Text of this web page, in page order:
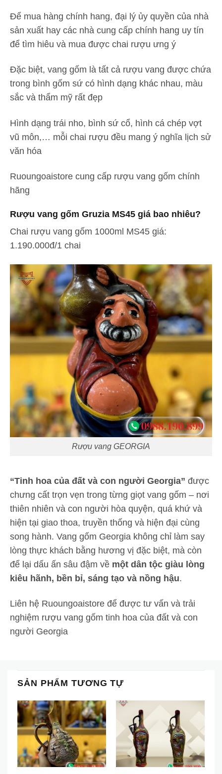
Để mua hàng chính hang, đại lý ủy quyền của nhà
sản xuất hay các nhà cung cấp chính hang uy tín
để tìm hiêu và mua được chai rượu ưng ý
Đặc biệt, vang gốm là tất cả rượu vang được chứa
trong bình gốm sứ có hình dạng khác nhau, màu
sắc và thẩm mỹ rất đẹp
Hình dạng trái nho, bình sứ cổ, hình cá chép vợt
vũ môn,… mỗi chai rượu đều mang ý nghĩa lịch sử
văn hóa
Ruoungoaistore cung cấp rượu vang gốm chính
hãng
Rượu vang gốm Gruzia MS45 giá bao nhiêu?
Chai rượu vang gốm 1000ml MS45 giá:
1.190.000đ/1 chai
Rượu vang GEORGIA
“Tinh hoa của đất và con người Georgia” được
chưng cất trọn vẹn trong từng giọt vang gốm – nơi
thiên nhiên và con người hòa quyện, quá khứ và
hiện tại giao thoa, truyền thống và hiện đại cùng
song hành. Vang gốm Georgia không chỉ làm say
lòng thực khách bằng hương vị đặc biệt, mà còn
để lại dấu ấn sâu đậm về một dân tộc giàu lòng
kiêu hãnh, bền bỉ, sáng tạo và nồng hậu.
Liên hệ Ruoungoaistore để được tư vấn và trải
nghiệm rượu vang gốm tinh hoa của đất và con
người Georgia
SẢN PHẨM TƯƠNG TỰ